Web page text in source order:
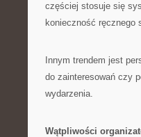
częściej stosuje się
konieczność ręcznego
Innym trendem jest
do zainteresowań czy
wydarzenia.
Wątpliwości